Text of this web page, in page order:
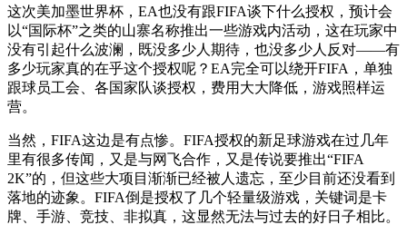
这次美加墨世界杯，EA也没有跟FIFA谈下什么授权，预计会
以“国际杯”之类的山寨名称推出一些游戏内活动，这在玩家中
没有引起什么波澜，既没多少人期待，也没多少人反对——有
多少玩家真的在乎这个授权呢？EA完全可以绕开FIFA，单独
跟球员工会、各国家队谈授权，费用大大降低，游戏照样运
营。
当然，FIFA这边是有点惨。FIFA授权的新足球游戏在过几年
里有很多传闻，又是与网飞合作，又是传说要推出“FIFA
2K”的，但这些大项目渐渐已经被人遗忘，至少目前还没看到
落地的迹象。FIFA倒是授权了几个轻量级游戏，关键词是卡
牌、手游、竞技、非拟真，这显然无法与过去的好日子相比。